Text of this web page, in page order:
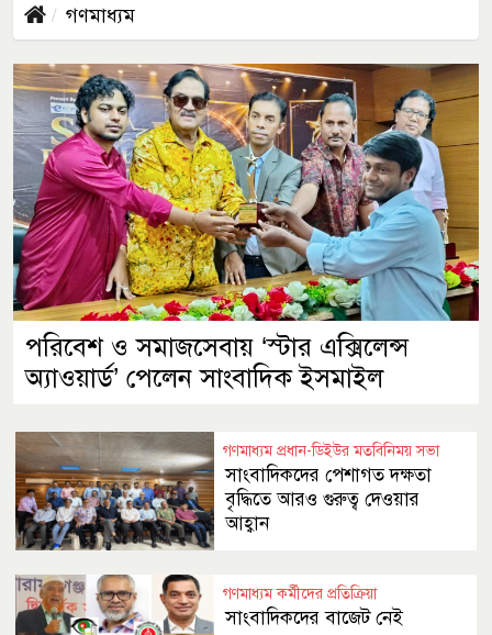
গণমাধ্যম
পরিবেশ ও সমাজসেবায় ‘স্টার এক্সিলেন্স
অ্যাওয়ার্ড’ পেলেন সাংবাদিক ইসমাইল
গণমাধ্যম প্রধান-ডিইউর মতবিনিময় সভা
সাংবাদিকদের পেশাগত দক্ষতা
বৃদ্ধিতে আরও গুরুত্ব দেওয়ার
আহ্বান
গণমাধ্যম কর্মীদের প্রতিক্রিয়া
সাংবাদিকদের বাজেট নেই